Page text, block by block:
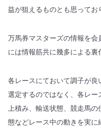
益が狙えるものとも思ってお
万馬券マスターズの情報を会
には情報筋共に幾多による裏
各レースにておいて調子が
選定するのではなく、各レー
上積み、輸送状態、競走馬
態などレース中の動きを実に